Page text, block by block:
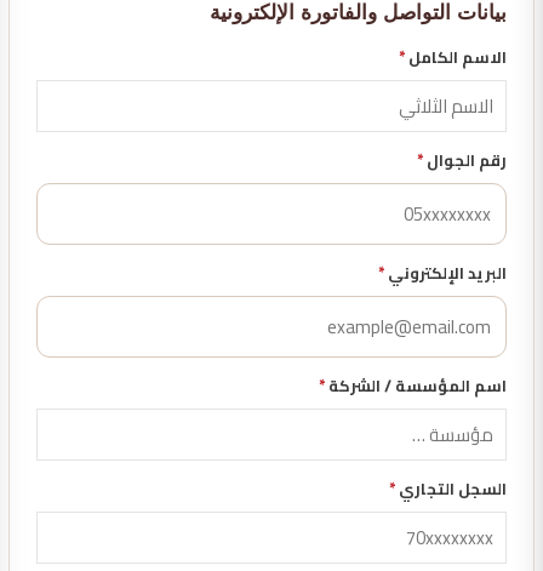
بيانات التواصل والفاتورة الإلكترونية
الاسم الكامل*
رقم الجوال*
البريد الإلكتروني*
اسم المؤسسة / الشركة*
السجل التجاري*